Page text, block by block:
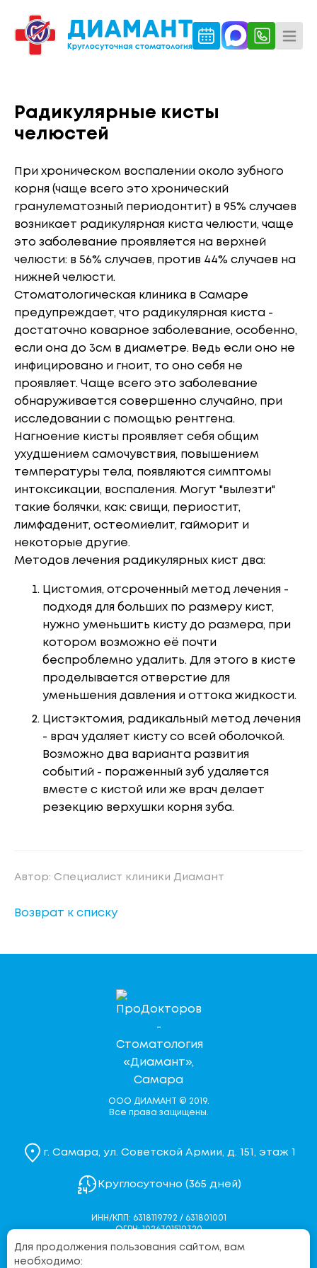
Радикулярные кисты
челюстей
При хроническом воспалении около зубного
корня (чаще всего это хронический
гранулематозный периодонтит) в 95% случаев
возникает радикулярная киста челюсти, чаще
это заболевание проявляется на верхней
челюсти: в 56% случаев, против 44% случаев на
нижней челюсти.
Стоматологическая клиника в Самаре
предупреждает, что радикулярная киста -
достаточно коварное заболевание, особенно,
если она до 3см в диаметре. Ведь если оно не
инфицировано и гноит, то оно себя не
проявляет. Чаще всего это заболевание
обнаруживается совершенно случайно, при
исследовании с помощью рентгена.
Нагноение кисты проявляет себя общим
ухудшением самочувствия, повышением
температуры тела, появляются симптомы
интоксикации, воспаления. Могут "вылезти"
такие болячки, как: свищи, периостит,
лимфаденит, остеомиелит, гайморит и
некоторые другие.
Методов лечения радикулярных кист два:
Цистомия, отсроченный метод лечения -
подходя для больших по размеру кист,
нужно уменьшить кисту до размера, при
котором возможно её почти
беспроблемно удалить. Для этого в кисте
проделывается отверстие для
уменьшения давления и оттока жидкости.
Цистэктомия, радикальный метод лечения
- врач удаляет кисту со всей оболочкой.
Возможно два варианта развития
событий - пораженный зуб удаляется
вместе с кистой или же врач делает
резекцию верхушки корня зуба.
Автор: Специалист клиники Диамант
Возврат к списку
ООО ДИАМАНТ © 2019.
Все права защищены.
г. Самара, ул. Советской Армии, д. 151, этаж 1
Круглосуточно (365 дней)
ИНН/КПП: 6318119792 / 631801001
ОГРН: 1026301519320
Политика конфиденциальности
Для продолжения пользования сайтом, вам
необходимо: